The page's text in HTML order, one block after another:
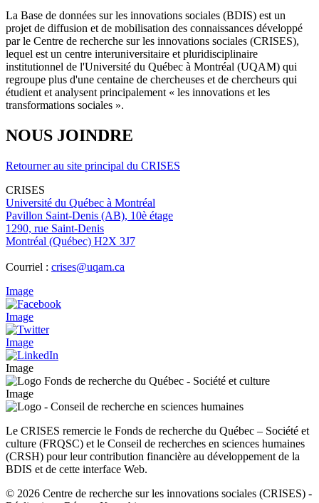
La Base de données sur les innovations sociales (BDIS) est un
projet de diffusion et de mobilisation des connaissances développé
par le Centre de recherche sur les innovations sociales (CRISES),
lequel est un centre interuniversitaire et pluridisciplinaire
institutionnel de l'Université du Québec à Montréal (UQAM) qui
regroupe plus d'une centaine de chercheuses et de chercheurs qui
étudient et analysent principalement « les innovations et les
transformations sociales ».
NOUS JOINDRE
Retourner au site principal du CRISES
CRISES
Université du Québec à Montréal
Pavillon Saint-Denis (AB), 10è étage
1290, rue Saint-Denis
Montréal (Québec) H2X 3J7
Courriel : crises@uqam.ca
Image
Image
Image
Image
Image
Le CRISES remercie le Fonds de recherche du Québec – Société et
culture (FRQSC) et le Conseil de recherches en sciences humaines
(CRSH) pour leur contribution financière au développement de la
BDIS et de cette interface Web.
© 2026 Centre de recherche sur les innovations sociales (CRISES) -